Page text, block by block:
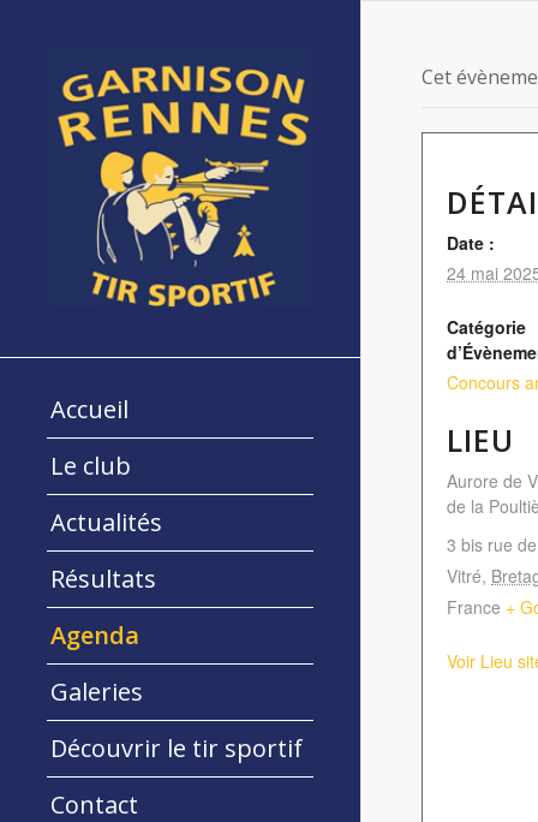
Accueil
Le club
Actualités
Résultats
Agenda
Galeries
Découvrir le tir sportif
Contact
Cet
Date :
24 mai
Catégorie
Concours
LIEU
Aurore de
de la
3 bis rue
Vitré,
France +
Voir Lieu